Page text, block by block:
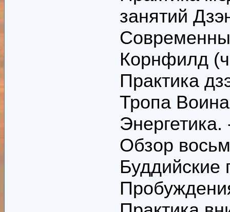
занятий
Корнфилд
Практика
Тропа
Обзор
Буддийские